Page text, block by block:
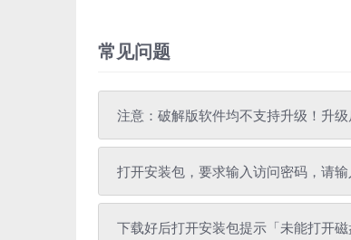
常见问题
注意：破解版软件均不支持升级！升级
打开安装包，要求输入访问密码，请
下载好后打开安装包提示「未能打开